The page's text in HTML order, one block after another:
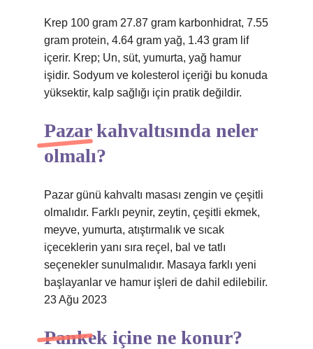
Krep 100 gram 27.87 gram karbonhidrat, 7.55
gram protein, 4.64 gram yağ, 1.43 gram lif
içerir. Krep; Un, süt, yumurta, yağ hamur
işidir. Sodyum ve kolesterol içeriği bu konuda
yüksektir, kalp sağlığı için pratik değildir.
Pazar kahvaltısında neler
olmalı?
Pazar günü kahvaltı masası zengin ve çeşitli
olmalıdır. Farklı peynir, zeytin, çeşitli ekmek,
meyve, yumurta, atıştırmalık ve sıcak
içeceklerin yanı sıra reçel, bal ve tatlı
seçenekler sunulmalıdır. Masaya farklı yeni
başlayanlar ve hamur işleri de dahil edilebilir.
23 Ağu 2023
Pankek içine ne konur?